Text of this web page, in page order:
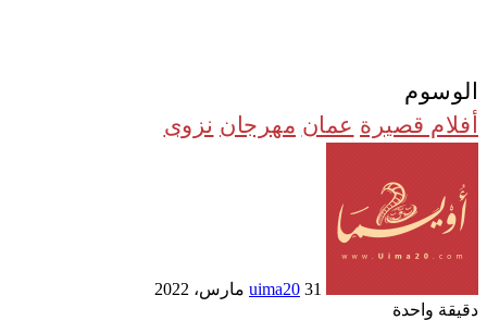
الوسوم
أفلام قصيرة عمان مهرجان نزوى
uima20 31 مارس، 2022
دقيقة واحدة